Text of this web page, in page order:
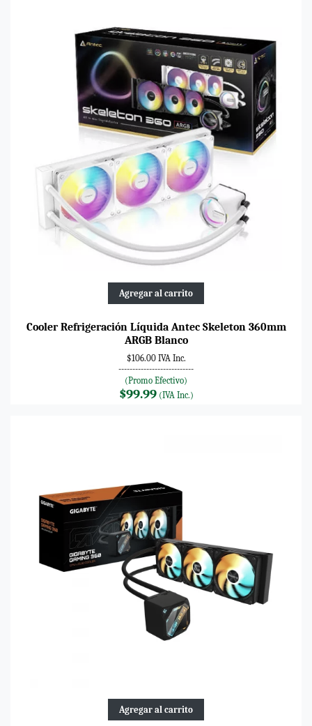
Agregar al carrito
Cooler Refrigeración Líquida Antec Skeleton 360mm
ARGB Blanco
$106.00 IVA Inc.
---------------------------
(Promo Efectivo)
$99.99(IVA Inc.)
Agregar al carrito